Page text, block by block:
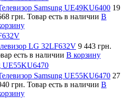
Samsung UE49KU6400 19
грн. Товар есть в наличии В
LG 32LF632V 9 443 грн.
есть в наличии В корзину
UE55KU6470
Samsung UE55KU6470 27
грн. Товар есть в наличии В